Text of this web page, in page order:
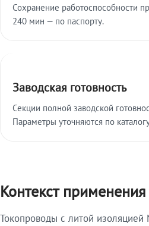
Сохранение работоспособности
240 мин — по паспорту.
Заводская готовность
Секции полной заводской
Параметры уточняются по
Контекст применения
Токопроводы с литой изоляцией